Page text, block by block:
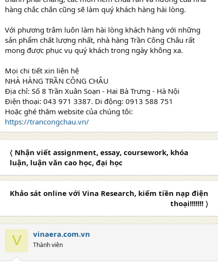
hàng chắc chắn cũng sẽ làm quý khách hàng hài lòng.
Với phương trâm luôn làm hài lòng khách hàng với những
sản phẩm chất lượng nhất, nhà hàng Trần Công Châu rất
mong được phục vụ quý khách trong ngày không xa.
Mọi chi tiết xin liên hệ
NHÀ HÀNG TRẦN CÔNG CHÂU
Địa chỉ: Số 8 Trần Xuân Soạn - Hai Bà Trưng - Hà Nội
Điện thoại: 043 971 3387. Di động: 0913 588 751
Hoặc ghé thăm website của chúng tôi:
https://trancongchau.vn/
〈 Nhận viết assignment, essay, coursework, khóa
luận, luận văn cao học, đại học
Khảo sát online với Vina Research, kiếm tiền nạp điện
thoại!!!!!!! 〉
V vinaera.com.vn
Thành viên